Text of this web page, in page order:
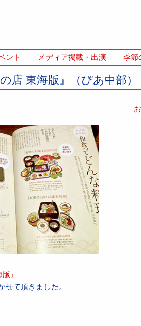
ント メディア掲載・出演 季節
店 東海版』（ぴあ中部）
』
せて頂きました。